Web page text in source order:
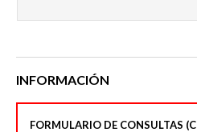
INFORMACIÓN
FORMULARIO DE CONSULTAS